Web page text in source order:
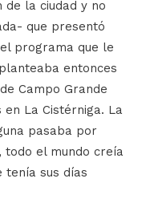
de la ciudad y no
que presentó
programa que le
entonces
Campo Grande
La Cistérniga. La
pasaba por
el mundo creía
tenía sus días